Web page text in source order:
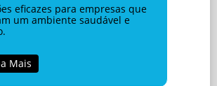
eficazes para empresas que
um ambiente saudável e
Mais